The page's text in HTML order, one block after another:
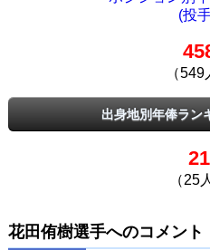
(投手
（549
出身地別年俸ラン
21
（25
花田侑樹選手へのコメント